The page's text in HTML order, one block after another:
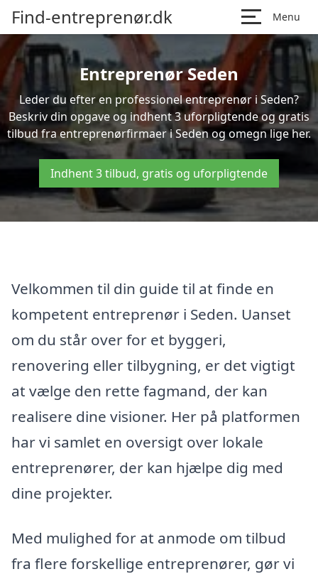
Find-entreprenør.dk Menu
Entreprenør Seden
Leder du efter en professionel entreprenør i Seden?
Beskriv din opgave og indhent 3 uforpligtende og gratis
tilbud fra entreprenørfirmaer i Seden og omegn lige her.
Indhent 3 tilbud, gratis og uforpligtende
Velkommen til din guide til at finde en
kompetent entreprenør i Seden. Uanset
om du står over for et byggeri,
renovering eller tilbygning, er det vigtigt
at vælge den rette fagmand, der kan
realisere dine visioner. Her på platformen
har vi samlet en oversigt over lokale
entreprenører, der kan hjælpe dig med
dine projekter.
Med mulighed for at anmode om tilbud
fra flere forskellige entreprenører, gør vi